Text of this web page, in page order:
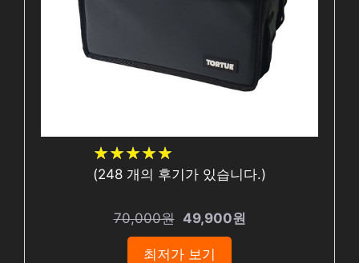
★★★★★
★★★★★
(248 개의 후기가 있습니다.)
70,000원 49,900원
최저가 보기